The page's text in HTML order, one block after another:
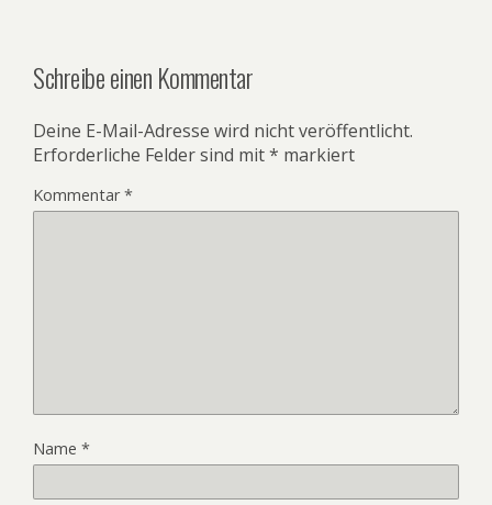
Schreibe einen Kommentar
Deine E-Mail-Adresse wird nicht veröffentlicht.
Erforderliche Felder sind mit* markiert
Kommentar*
Name *